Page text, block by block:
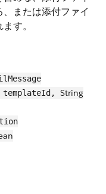
または添付ファイ
す。
templateId, String